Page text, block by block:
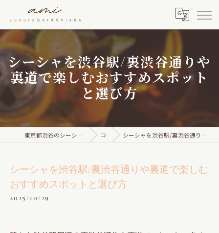
シーシャを渋谷駅/裏渋谷通りや
裏道で楽しむおすすめスポット
と選び方
東京都渋谷のシーシャならami Luxury Bar & Shisha コラム シーシャを渋谷駅/裏渋谷通りや裏道で楽しむおすすめスポットと選び方
シーシャを渋谷駅/裏渋谷通りや裏道で楽しむ
おすすめスポットと選び方
2025/10/29